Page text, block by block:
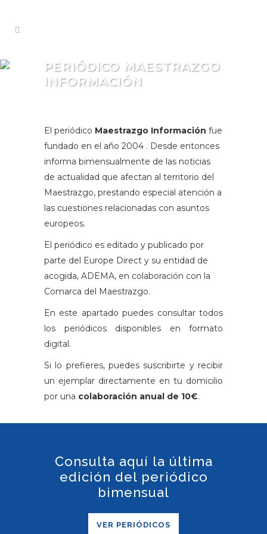
PERIÓDICO MAESTRAZGO
INFORMACIÓN
El periódico Maestrazgo Información fue
fundado en el año 2004 . Desde entonces
informa bimensualmente de las noticias
de actualidad que afectan al territorio del
Maestrazgo, prestando especial atención a
las cuestiones relacionadas con asuntos
europeos.
El periódico es editado y publicado por
parte del Europe Direct y su entidad de
acogida, ADEMA, en colaboración con la
Comarca del Maestrazgo.
En este apartado puedes consultar todos
los periódicos disponibles en formato
digital.
Si lo prefieres, puedes suscribirte y recibir
un ejemplar directamente en tu domicilio
por una colaboración anual de 10€.
Consulta aquí la última
edición del periódico
bimensual
VER PERIÓDICOS